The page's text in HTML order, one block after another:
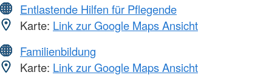
Entlastende Hilfen für Pflegende
Karte: Link zur Google Maps Ansicht
Familienbildung
Karte: Link zur Google Maps Ansicht